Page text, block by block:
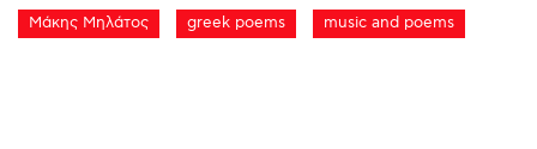
Μάκης Μηλάτος greek poems music and poems